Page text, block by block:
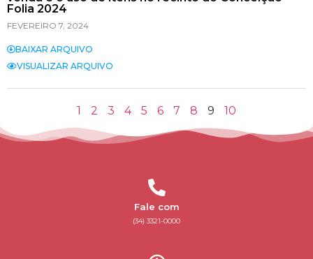
Folia 2024
FEVEREIRO 7, 2024
BAIXAR ARQUIVO
VISUALIZAR ARQUIVO
1 2 3 4 5 6 7 8 9 10
Fale com
(34) 3321-0000